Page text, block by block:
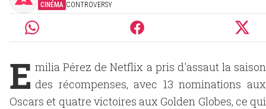
CINÉMA CONTROVERSY
E milia Pérez de Netflix a pris d'assaut la saison
des récompenses, avec 13 nominations aux
Oscars et quatre victoires aux Golden Globes, ce qui